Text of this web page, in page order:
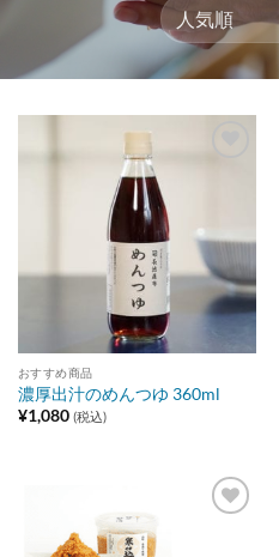
おすすめ商品
濃厚出汁のめんつゆ 360ml
¥1,080 (税込)